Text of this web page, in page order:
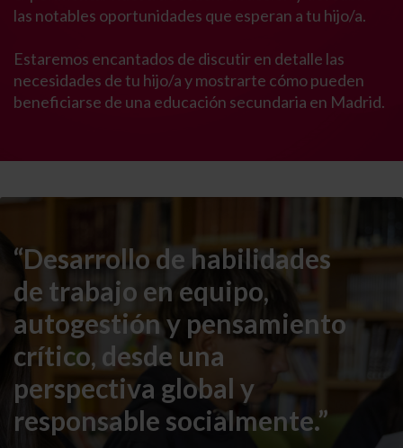
las notables oportunidades que esperan a tu hijo/a.
Estaremos encantados de discutir en detalle las
necesidades de tu hijo/a y mostrarte cómo pueden
beneficiarse de una educación secundaria en Madrid.
“Desarrollo de habilidades
de trabajo en equipo,
autogestión y pensamiento
crítico, desde una
perspectiva global y
responsable socialmente.”